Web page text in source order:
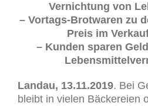
Vernichtung von
– Vortags-Brotwaren zu
Preis im
– Kunden sparen
Landau, 13.11.2019. Bei
bleibt in vielen Bäckereien